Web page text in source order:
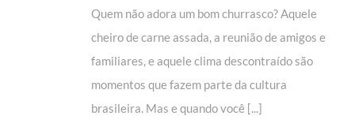
Quem não adora um bom churrasco? Aquele
cheiro de carne assada, a reunião de amigos e
familiares, e aquele clima descontraído são
momentos que fazem parte da cultura
brasileira. Mas e quando você [...]